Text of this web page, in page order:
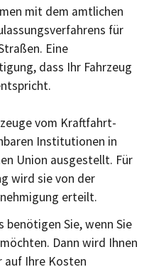
mit dem amtlichen
für
Eine
dass Ihr Fahrzeug
vom Kraftfahrt-
Institutionen in
Union ausgestellt. Für
wird sie von der
erteilt.
benötigen Sie, wenn Sie
Dann wird Ihnen
auf Ihre Kosten